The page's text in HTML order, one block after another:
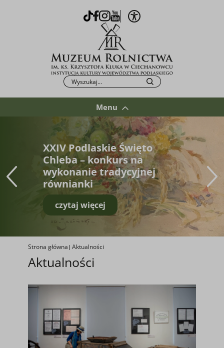
TikTok
Facebook
Instagram
YoutubeOtwórz opcje WCAG
Po kliknięciu przycisku fraza zostanie
Szukaj
Menu
XXIV Podlaskie Święto
Chleba – konkurs na
wykonanie tradycyjnej
równianki
czytaj więcej
Strona główna Aktualności
Aktualności